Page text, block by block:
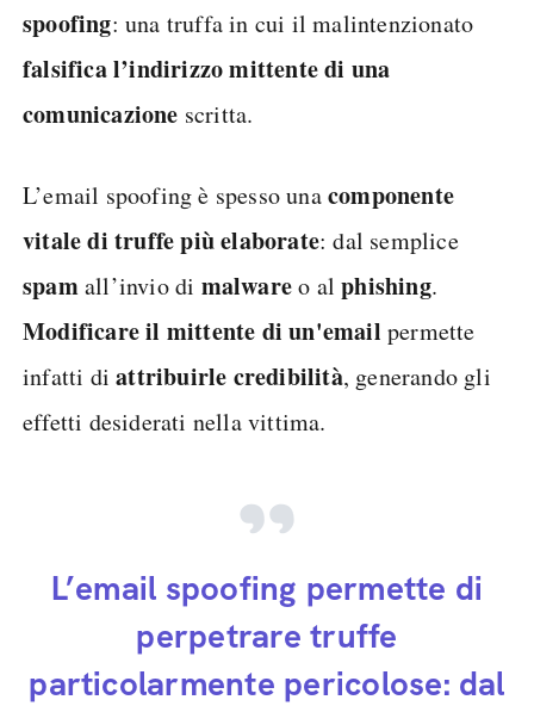
spoofing: una truffa in cui il malintenzionato
falsifica l’indirizzo mittente di una
comunicazione scritta.
L’email spoofing è spesso unacomponente
vitale di truffe più elaborate: dal semplice
spamall’invio di malwareo alphishing.
Modificare il mittente di un'email permette
infatti diattribuirle credibilità, generando gli
effetti desiderati nella vittima.
L’email spoofing permette di
perpetrare truffe
particolarmente pericolose: dal